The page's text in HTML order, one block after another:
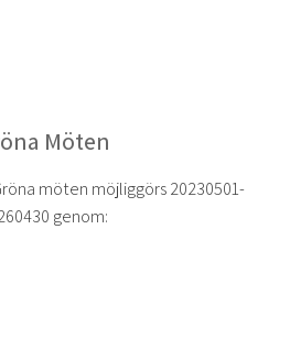
Möten
möten möjliggörs 20230501-
genom: